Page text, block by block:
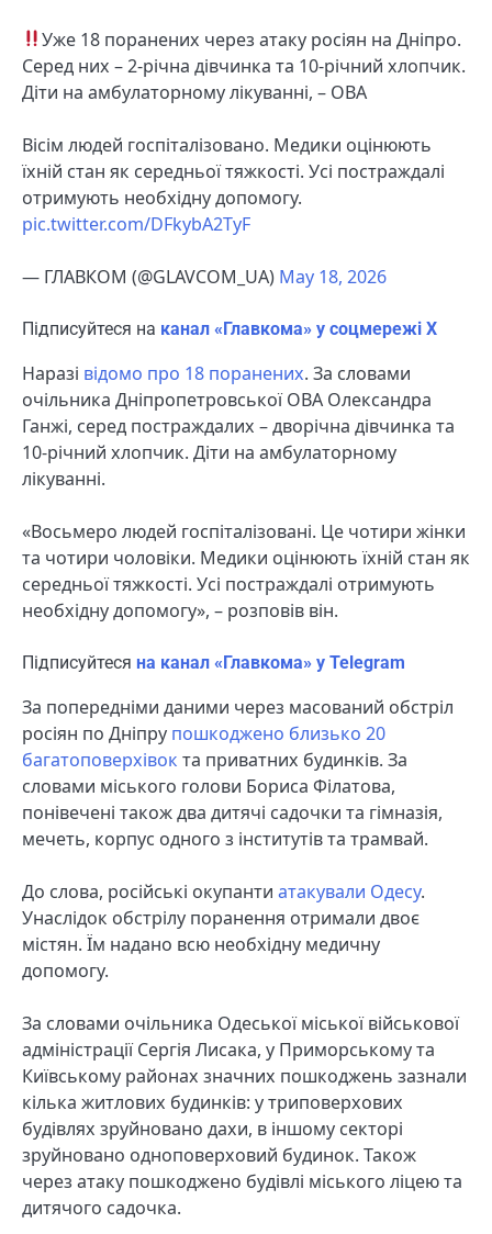
Уже 18 поранених через атаку росіян на Дніпро.
Серед них – 2-річна дівчинка та 10-річний хлопчик.
Діти на амбулаторному лікуванні, – ОВА
Вісім людей госпіталізовано. Медики оцінюють
їхній стан як середньої тяжкості. Усі постраждалі
отримують необхідну допомогу.
pic.twitter.com/DFkybA2TyF
— ГЛАВКОМ (@GLAVCOM_UA) May 18, 2026
Підписуйтеся на канал «Главкома» у соцмережі Х
Наразі відомо про 18 поранених. За словами
очільника Дніпропетровської ОВА Олександра
Ганжі, серед постраждалих – дворічна дівчинка та
10-річний хлопчик. Діти на амбулаторному
лікуванні.
«Восьмеро людей госпіталізовані. Це чотири жінки
та чотири чоловіки. Медики оцінюють їхній стан як
середньої тяжкості. Усі постраждалі отримують
необхідну допомогу», – розповів він.
Підписуйтеся на канал «Главкома» у Telegram
За попередніми даними через масований обстріл
росіян по Дніпру пошкоджено близько 20
багатоповерхівок та приватних будинків. За
словами міського голови Бориса Філатова,
понівечені також два дитячі садочки та гімназія,
мечеть, корпус одного з інститутів та трамвай.
До слова, російські окупанти атакували Одесу.
Унаслідок обстрілу поранення отримали двоє
містян. Їм надано всю необхідну медичну
допомогу.
За словами очільника Одеської міської військової
адміністрації Сергія Лисака, у Приморському та
Київському районах значних пошкоджень зазнали
кілька житлових будинків: у триповерхових
будівлях зруйновано дахи, в іншому секторі
зруйновано одноповерховий будинок. Також
через атаку пошкоджено будівлі міського ліцею та
дитячого садочка.